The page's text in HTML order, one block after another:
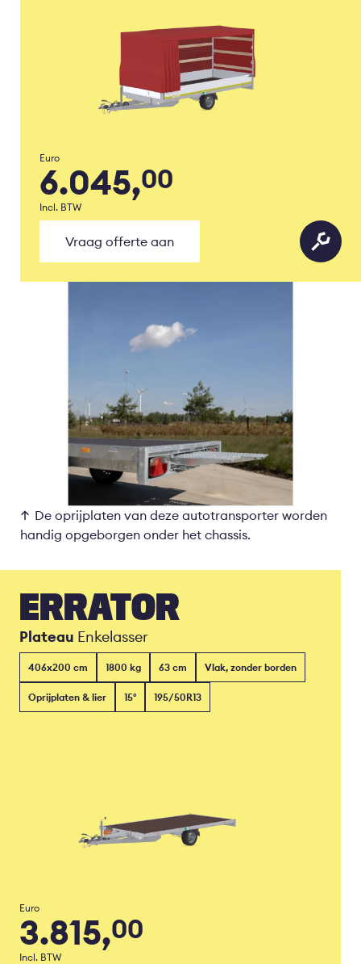
De oprijplaten van deze autotransporter worden
handig opgeborgen onder het chassis.
Euro
6.045,00
Incl. BTW
Vraag offerte aan
ERRATOR
Plateau Enkelasser
406x200 cm 1800 kg 63 cm Vlak, zonder borden
Oprijplaten & lier 15° 195/50R13
Euro
3.815,00
Incl. BTW